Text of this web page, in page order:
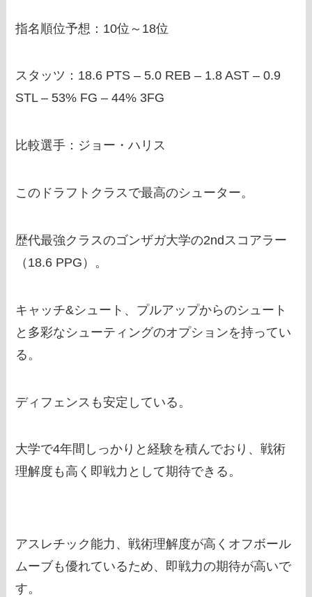
指名順位予想：10位～18位
スタッツ：18.6 PTS – 5.0 REB – 1.8 AST – 0.9
STL – 53% FG – 44% 3FG
比較選手：ジョー・ハリス
このドラフトクラスで最高のシューター。
歴代最強クラスのゴンザガ大学の2ndスコアラー
（18.6 PPG）。
キャッチ&シュート、プルアップからのシュート
と多彩なシューティングのオプションを持ってい
る。
ディフェンスも安定している。
大学で4年間しっかりと経験を積んでおり、戦術
理解度も高く即戦力として期待できる。
アスレチック能力、戦術理解度が高くオフボール
ムーブも優れているため、即戦力の期待が高いで
す。